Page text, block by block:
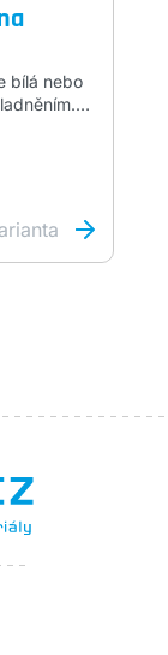
bílá nebo